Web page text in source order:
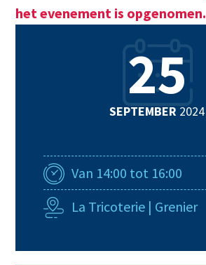
het evenement is opgenomen.
25
SEPTEMBER2024
Van 14:00 tot 16:00
La Tricoterie | Grenier